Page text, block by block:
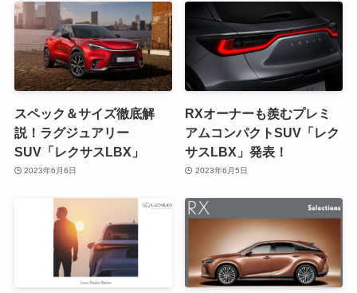
スペック＆サイズ徹底解
説！ラグジュアリー
SUV「レクサスLBX」
2023年6月6日
RXオーナーも羨むプレミ
アムコンパクトSUV「レク
サスLBX」発表！
2023年6月5日